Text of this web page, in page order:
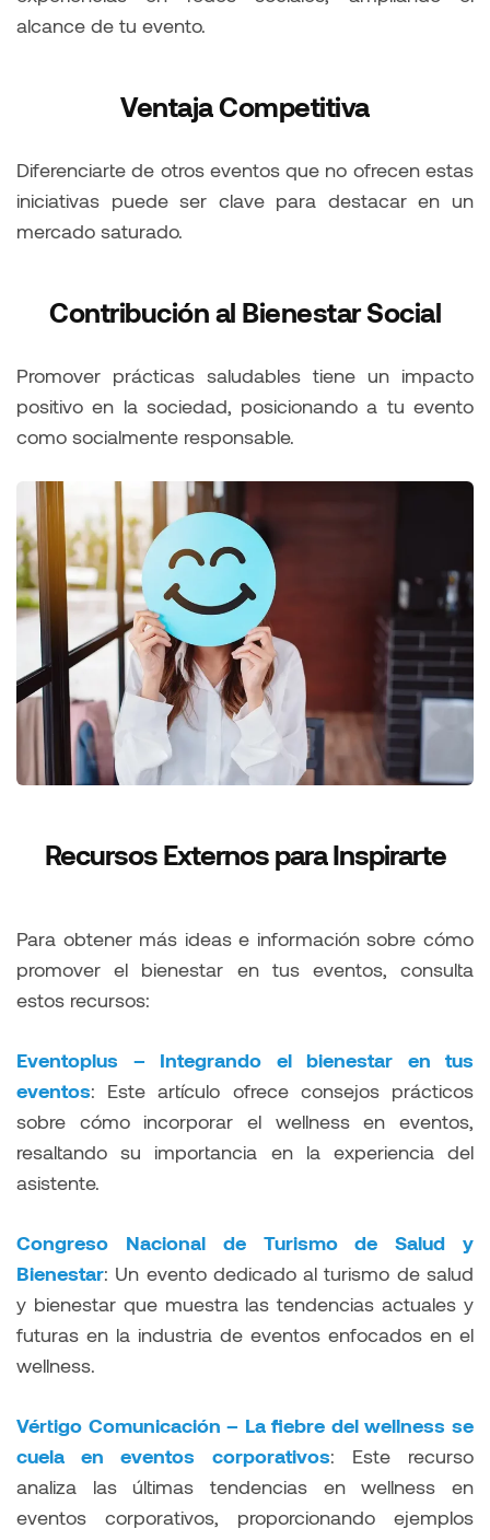
alcance de tu evento.
Ventaja Competitiva
Diferenciarte de otros eventos que no ofrecen estas
iniciativas puede ser clave para destacar en un
mercado saturado.
Contribución al Bienestar Social
Promover prácticas saludables tiene un impacto
positivo en la sociedad, posicionando a tu evento
como socialmente responsable.
Recursos Externos para Inspirarte
Para obtener más ideas e información sobre cómo
promover el bienestar en tus eventos, consulta
estos recursos:
Eventoplus – Integrando el bienestar en tus
eventos: Este artículo ofrece consejos prácticos
sobre cómo incorporar el wellness en eventos,
resaltando su importancia en la experiencia del
asistente.
Congreso Nacional de Turismo de Salud y
Bienestar: Un evento dedicado al turismo de salud
y bienestar que muestra las tendencias actuales y
futuras en la industria de eventos enfocados en el
wellness.
Vértigo Comunicación – La fiebre del wellness se
cuela en eventos corporativos: Este recurso
analiza las últimas tendencias en wellness en
eventos corporativos, proporcionando ejemplos